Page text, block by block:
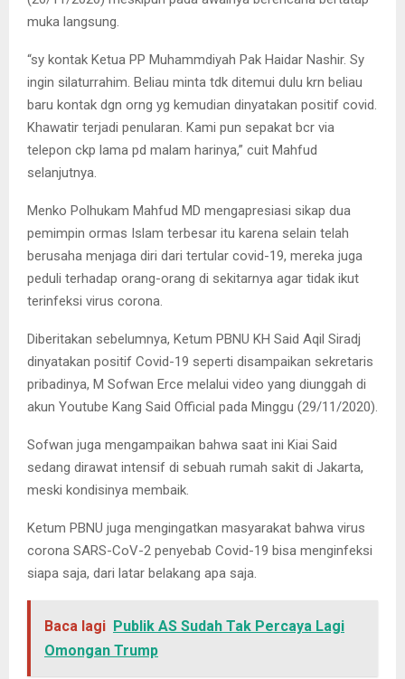
muka langsung.
“sy kontak Ketua PP Muhammdiyah Pak Haidar Nashir. Sy
ingin silaturrahim. Beliau minta tdk ditemui dulu krn beliau
baru kontak dgn orng yg kemudian dinyatakan positif covid.
Khawatir terjadi penularan. Kami pun sepakat bcr via
telepon ckp lama pd malam harinya,” cuit Mahfud
selanjutnya.
Menko Polhukam Mahfud MD mengapresiasi sikap dua
pemimpin ormas Islam terbesar itu karena selain telah
berusaha menjaga diri dari tertular covid-19, mereka juga
peduli terhadap orang-orang di sekitarnya agar tidak ikut
terinfeksi virus corona.
Diberitakan sebelumnya, Ketum PBNU KH Said Aqil Siradj
dinyatakan positif Covid-19 seperti disampaikan sekretaris
pribadinya, M Sofwan Erce melalui video yang diunggah di
akun Youtube Kang Said Official pada Minggu (29/11/2020).
Sofwan juga mengampaikan bahwa saat ini Kiai Said
sedang dirawat intensif di sebuah rumah sakit di Jakarta,
meski kondisinya membaik.
Ketum PBNU juga mengingatkan masyarakat bahwa virus
corona SARS-CoV-2 penyebab Covid-19 bisa menginfeksi
siapa saja, dari latar belakang apa saja.
Baca lagi Publik AS Sudah Tak Percaya Lagi
Omongan Trump